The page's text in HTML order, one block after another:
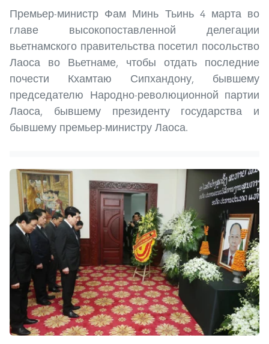
Премьер-министр Фам Минь Тьинь 4 марта во
главе высокопоставленной делегации
вьетнамского правительства посетил посольство
Лаоса во Вьетнаме, чтобы отдать последние
почести Кхамтаю Сипхандону, бывшему
председателю Народно-революционной партии
Лаоса, бывшему президенту государства и
бывшему премьер-министру Лаоса.